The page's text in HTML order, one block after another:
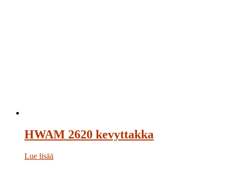
HWAM 2620 kevyttakka
Lue lisää